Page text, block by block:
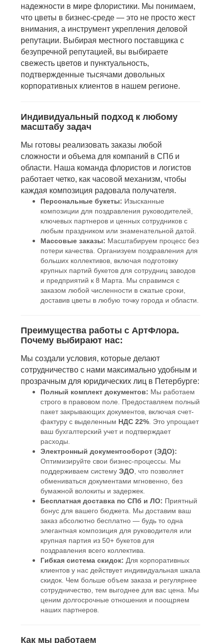
надежности в мире флористики. Мы понимаем,
что цветы в бизнес-среде — это не просто жест
внимания, а инструмент укрепления деловой
репутации. Выбирая местного поставщика с
безупречной репутацией, вы выбираете
свежесть цветов и пунктуальность,
подтвержденные тысячами довольных
корпоративных клиентов в нашем регионе.
Индивидуальный подход к любому
масштабу задач
Мы готовы реализовать заказы любой
сложности и объема для компаний в СПб и
области. Наша команда флористов и логистов
работает четко, как часовой механизм, чтобы
каждая композиция радовала получателя.
Персональные букеты: Изысканные
композиции для поздравления руководителей,
ключевых партнеров и ценных сотрудников с
любым праздником или знаменательной датой.
Массовые заказы: Масштабируем процесс без
потери качества. Организуем поздравления для
больших коллективов, включая подготовку
крупных партий букетов для сотрудниц заводов
и предприятий к 8 Марта. Мы справимся с
заказом любой численности в сжатые сроки,
доставив цветы в любую точку города и области.
Преимущества работы с АртФлора.
Почему выбирают нас:
Мы создали условия, которые делают
сотрудничество с нами максимально удобным и
прозрачным для юридических лиц в Петербурге:
Полный комплект документов: Мы работаем
строго в правовом поле. Предоставляем полный
пакет закрывающих документов, включая счет-
фактуру с выделенным НДС 22%. Это упрощает
ваш бухгалтерский учет и подтверждает
расходы.
Электронный документооборот (ЭДО):
Оптимизируйте свои бизнес-процессы. Мы
поддерживаем систему ЭДО, что позволяет
обмениваться документами мгновенно, без
бумажной волокиты и задержек.
Бесплатная доставка по СПб и ЛО: Приятный
бонус для вашего бюджета. Мы доставим ваш
заказ абсолютно бесплатно — будь то одна
элегантная композиция для руководителя или
крупная партия из 50+ букетов для
поздравления всего коллектива.
Гибкая система скидок: Для корпоративных
клиентов у нас действует индивидуальная шкала
скидок. Чем больше объем заказа и регулярнее
сотрудничество, тем выгоднее для вас цена. Мы
ценим долгосрочные отношения и поощряем
наших партнеров.
Как мы работаем